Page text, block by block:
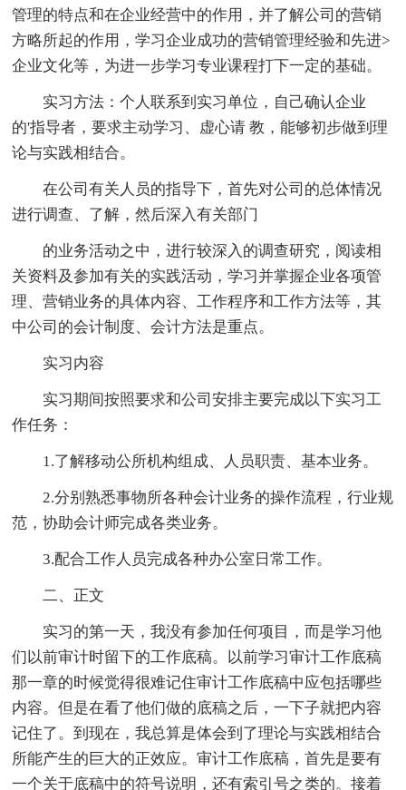
管理的特点和在企业经营中的作用，并了解公司的营销
方略所起的作用，学习企业成功的营销管理经验和先进>
企业文化等，为进一步学习专业课程打下一定的基础。
实习方法：个人联系到实习单位，自己确认企业
的'指导者，要求主动学习、虚心请 教，能够初步做到理
论与实践相结合。
在公司有关人员的指导下，首先对公司的总体情况
进行调查、了解，然后深入有关部门
的业务活动之中，进行较深入的调查研究，阅读相
关资料及参加有关的实践活动，学习并掌握企业各项管
理、营销业务的具体内容、工作程序和工作方法等，其
中公司的会计制度、会计方法是重点。
实习内容
实习期间按照要求和公司安排主要完成以下实习工
作任务：
1.了解移动公所机构组成、人员职责、基本业务。
2.分别熟悉事物所各种会计业务的操作流程，行业规
范，协助会计师完成各类业务。
3.配合工作人员完成各种办公室日常工作。
二、正文
实习的第一天，我没有参加任何项目，而是学习他
们以前审计时留下的工作底稿。以前学习审计工作底稿
那一章的时候觉得很难记住审计工作底稿中应包括哪些
内容。但是在看了他们做的底稿之后，一下子就把内容
记住了。到现在，我总算是体会到了理论与实践相结合
所能产生的巨大的正效应。审计工作底稿，首先是要有
一个关于底稿中的符号说明，还有索引号之类的。接着